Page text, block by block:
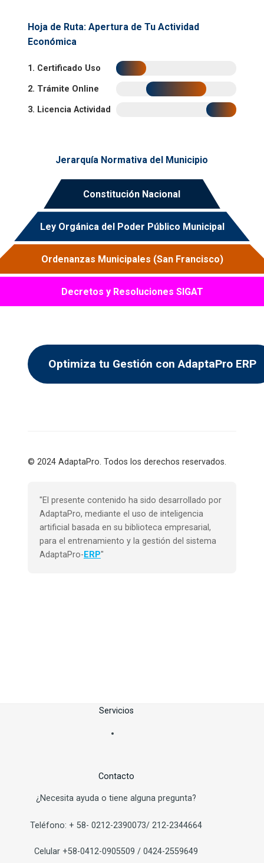
Hoja de Ruta: Apertura de Tu Actividad
Económica
1. Certificado Uso
2. Trámite Online
3. Licencia Actividad
Jerarquía Normativa del Municipio
Constitución Nacional
Ley Orgánica del Poder Público Municipal
Ordenanzas Municipales (San Francisco)
Decretos y Resoluciones SIGAT
Optimiza tu Gestión con AdaptaPro ERP
© 2024 AdaptaPro. Todos los derechos reservados.
"El presente contenido ha sido desarrollado por
AdaptaPro, mediante el uso de inteligencia
artificial basada en su biblioteca empresarial,
para el entrenamiento y la gestión del sistema
AdaptaPro- ERP"
Servicios
Contacto
¿Necesita ayuda o tiene alguna pregunta?
Teléfono: + 58-0212-2390073/ 212-2344664
Celular +58-0412-0905509/ 0424-2559649